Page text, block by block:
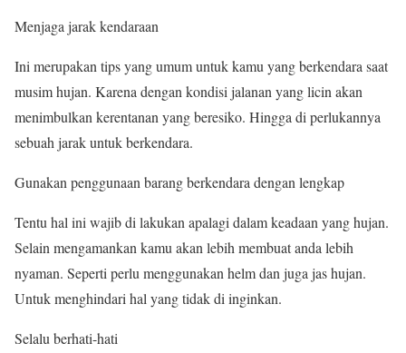
Menjaga jarak kendaraan
Ini merupakan tips yang umum untuk kamu yang berkendara saat
musim hujan. Karena dengan kondisi jalanan yang licin akan
menimbulkan kerentanan yang beresiko. Hingga di perlukannya
sebuah jarak untuk berkendara.
Gunakan penggunaan barang berkendara dengan lengkap
Tentu hal ini wajib di lakukan apalagi dalam keadaan yang hujan.
Selain mengamankan kamu akan lebih membuat anda lebih
nyaman. Seperti perlu menggunakan helm dan juga jas hujan.
Untuk menghindari hal yang tidak di inginkan.
Selalu berhati-hati